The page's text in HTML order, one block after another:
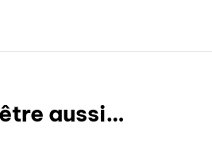
aussi…